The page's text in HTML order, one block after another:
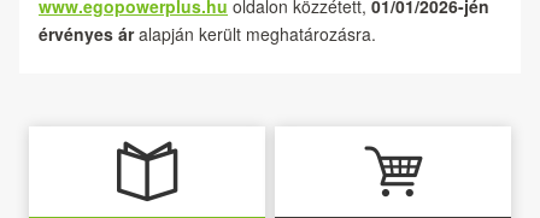
www.egopowerplus.hu oldalon közzétett, 01/01/2026-jén
érvényes áralapján került meghatározásra.